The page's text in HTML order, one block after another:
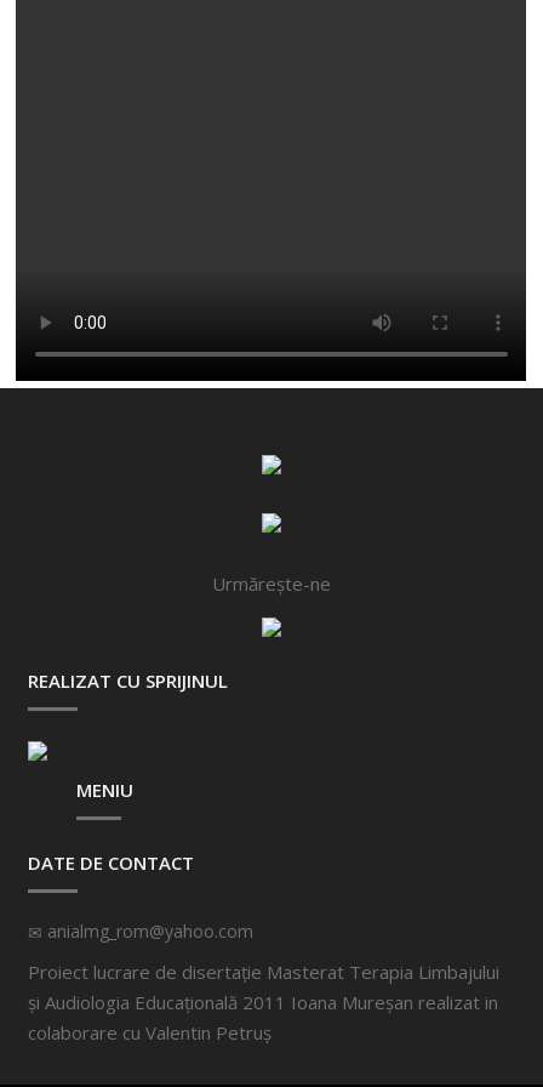
Urmărește-ne
REALIZAT CU SPRIJINUL
MENIU
DATE DE CONTACT
anialmg_rom@yahoo.com
Proiect lucrare de disertație Masterat Terapia Limbajului
și Audiologia Educațională 2011 Ioana Mureșan realizat in
colaborare cuValentin Petruș